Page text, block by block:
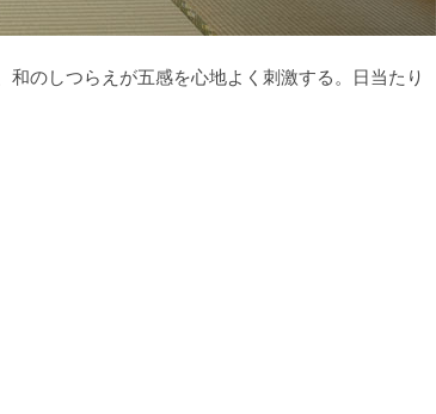
のしつらえが五感を心地よく刺激する。日当たり